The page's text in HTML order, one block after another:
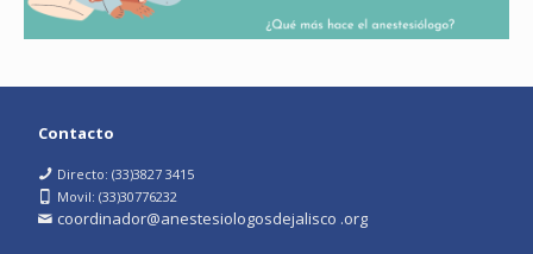
Contacto
Directo: (33)3827 3415
Movil: (33)30776232
coordinador@anestesiologosdejalisco .org